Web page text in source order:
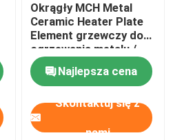
Okrągły MCH Metal
Ceramic Heater Plate
Element grzewczy do
ogrzewania metalu /
pleśni
Najlepsza cena
Skontaktuj się z
nami